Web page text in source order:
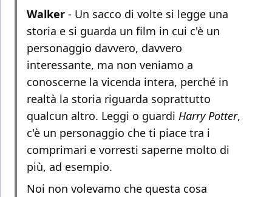
Walker - Un sacco di volte si legge una
storia e si guarda un film in cui c'è un
personaggio davvero, davvero
interessante, ma non veniamo a
conoscerne la vicenda intera, perché in
realtà la storia riguarda soprattutto
qualcun altro. Leggi o guardi Harry Potter,
c'è un personaggio che ti piace tra i
comprimari e vorresti saperne molto di
più, ad esempio.
Noi non volevamo che questa cosa